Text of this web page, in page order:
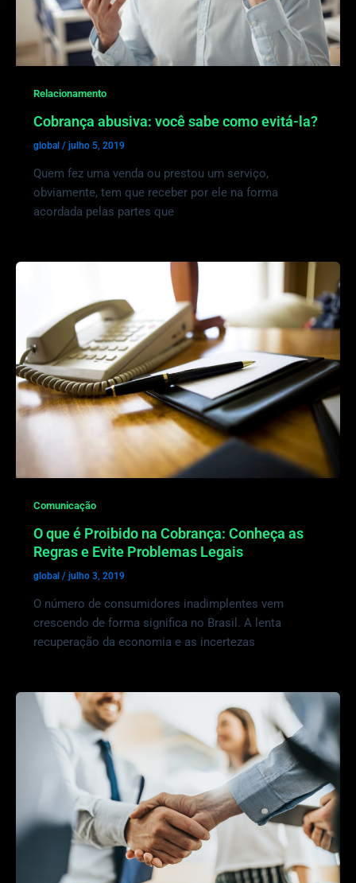
Relacionamento
Cobrança abusiva: você sabe como evitá-la?
global / julho 5, 2019
Quem fez uma venda ou prestou um serviço,
obviamente, tem que receber por ele na forma
acordada pelas partes que
Comunicação
O que é Proibido na Cobrança: Conheça as
Regras e Evite Problemas Legais
global / julho 3, 2019
O número de consumidores inadimplentes vem
crescendo de forma significa no Brasil. A lenta
recuperação da economia e as incertezas